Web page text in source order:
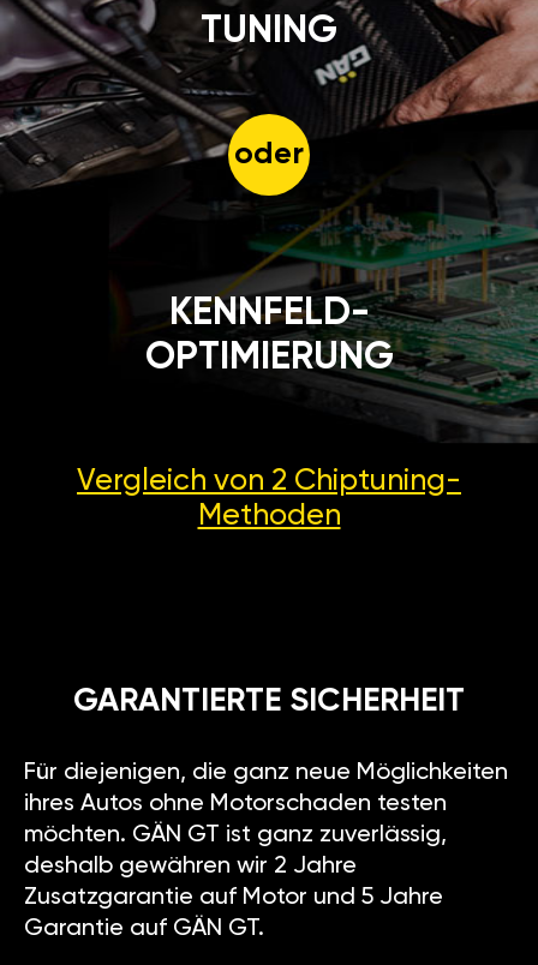
TUNING
oder
KENNFELD-
OPTIMIERUNG
Vergleich von 2 Chiptuning-
Methoden
GARANTIERTE SICHERHEIT
Für diejenigen, die ganz neue Möglichkeiten
ihres Autos ohne Motorschaden testen
möchten. GÄN GT ist ganz zuverlässig,
deshalb gewähren wir 2 Jahre
Zusatzgarantie auf Motor und 5 Jahre
Garantie auf GÄN GT.